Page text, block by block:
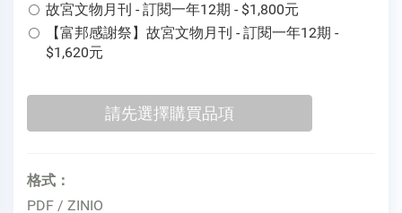
故宮文物月刊 - 訂閱一年12期 - $1,800元
【富邦感謝祭】故宮文物月刊 - 訂閱一年12期 -
$1,620元
格式：
PDF / ZINIO